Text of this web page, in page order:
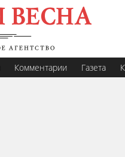
Комментарии Газета